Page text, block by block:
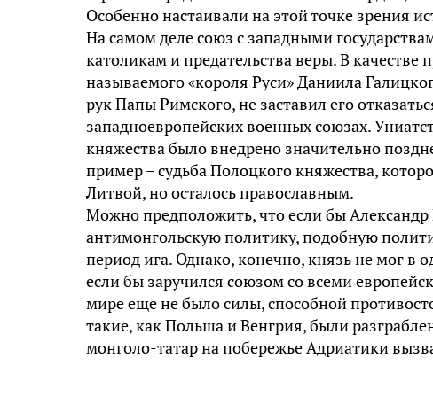
Особенно настаивали на этой точке зрения
На самом деле союз с западными
католикам и предательства веры. В
называемого «короля Руси» Даниила
рук Папы Римского, не заставил его
западноевропейских военных союзах.
княжества было внедрено значительно
пример – судьба Полоцкого княжества,
Литвой, но осталось православным.
Можно предположить, что если бы
антимонгольскую политику, подобную
период ига. Однако, конечно, князь не мог в
если бы заручился союзом со всеми
мире еще не было силы, способной
такие, как Польша и Венгрия, были
монголо-татар на побережье Адриатики